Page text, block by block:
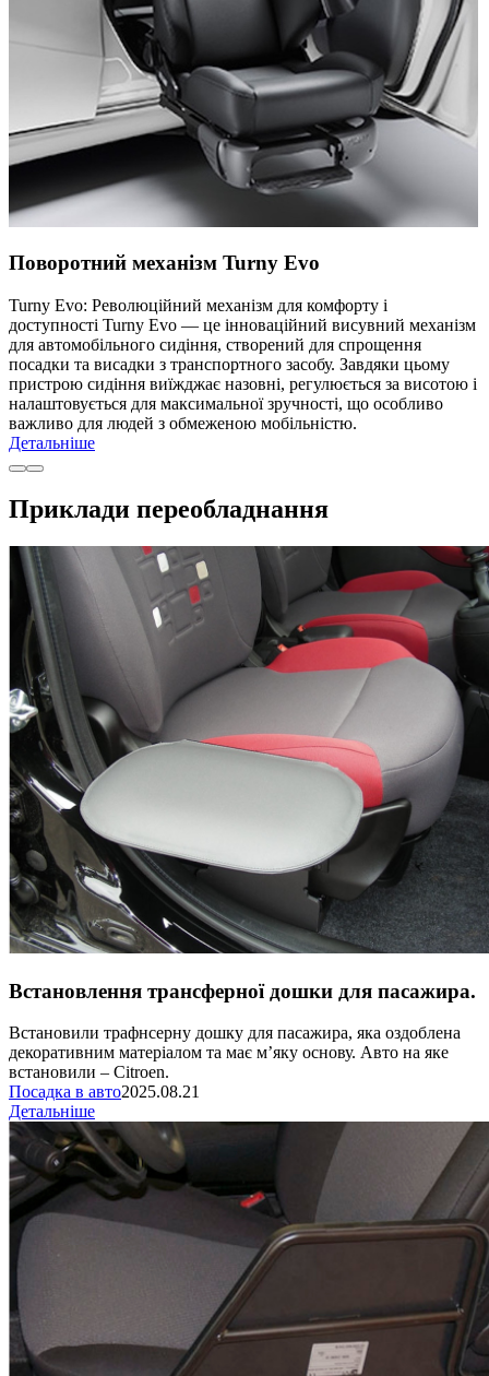
Поворотний механізм Turny Evo
Turny Evo: Революційний механізм для комфорту і
доступності Turny Evo — це інноваційний висувний механізм
для автомобільного сидіння, створений для спрощення
посадки та висадки з транспортного засобу. Завдяки цьому
пристрою сидіння виїжджає назовні, регулюється за висотою і
налаштовується для максимальної зручності, що особливо
важливо для людей з обмеженою мобільністю.
Детальніше
Приклади переобладнання
Встановлення трансферної дошки для пасажира.
Встановили трафнсерну дошку для пасажира, яка оздоблена
декоративним матеріалом та має мʼяку основу. Авто на яке
встановили – Сitroen.
Посадка в авто2025.08.21
Детальніше